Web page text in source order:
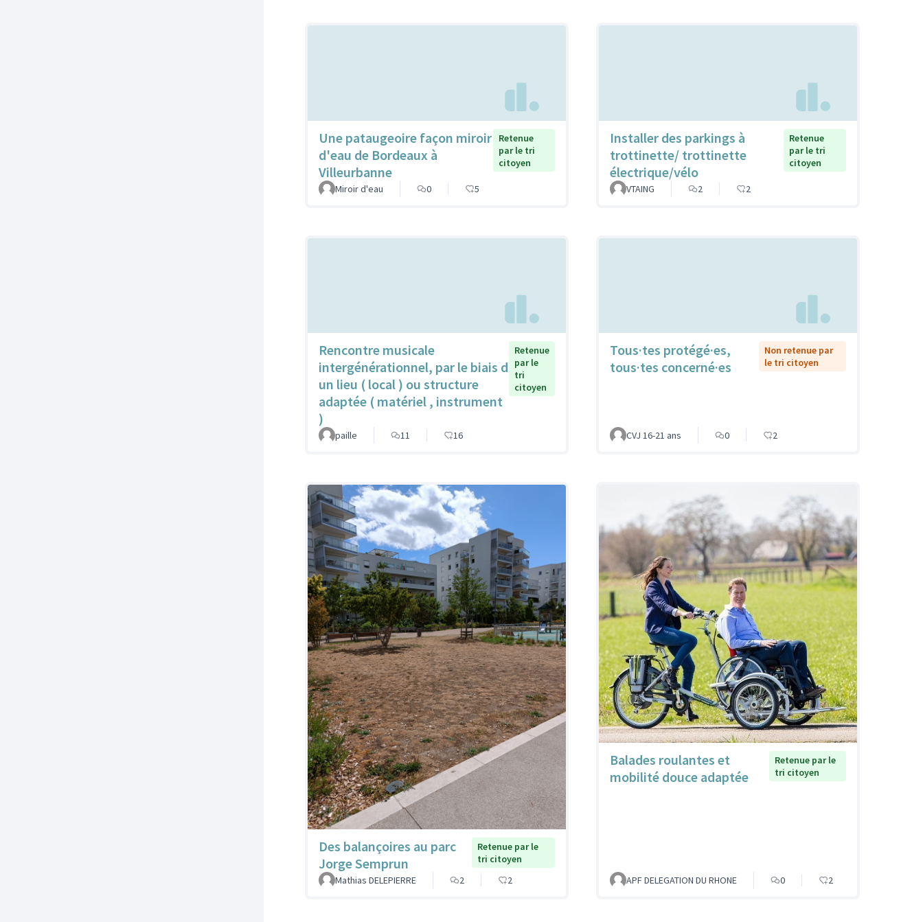
Une pataugeoire façon miroir
d'eau de Bordeaux à
Villeurbanne
Retenue
par le tri
citoyen
Miroir d'eau 0 5
Installer des parkings à
trottinette/ trottinette
électrique/vélo
Retenue
par le tri
citoyen
VTAING 2 2
Rencontre musicale
intergénérationnel, par le biais d
un lieu ( local ) ou structure
adaptée ( matériel , instrument
)
Retenue
par le
tri
citoyen
paille 11 16
Tous·tes protégé·es,
tous·tes concerné·es
Non retenue par
le tri citoyen
CVJ 16-21 ans 0 2
Des balançoires au parc
Jorge Semprun
Retenue par le
tri citoyen
Mathias DELEPIERRE
2 2
Balades roulantes et
mobilité douce adaptée
Retenue par le
tri citoyen
APF DELEGATION DU RHONE 0 2